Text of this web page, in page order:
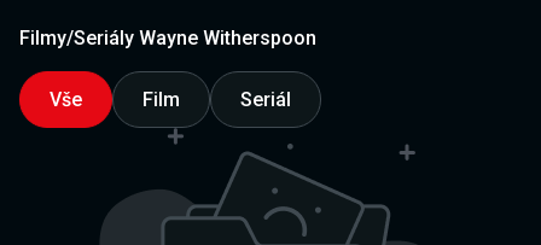
Filmy/Seriály Wayne Witherspoon
Vše Film Seriál